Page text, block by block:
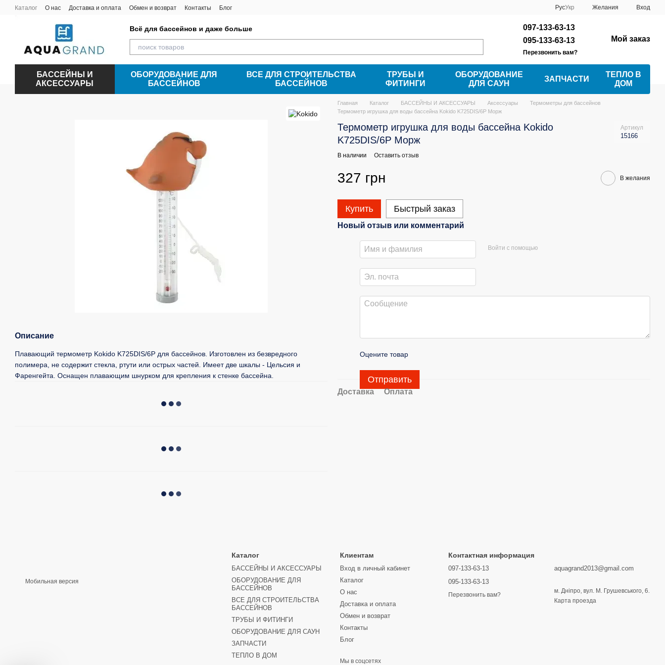
Перейти к основному контенту
Каталог О нас Доставка и оплата Обмен и возврат Контакты Блог РусУкр Желания Вход
Всё для бассейнов и даже больше
097-133-63-13
095-133-63-13
Перезвонить вам?
Мой заказ
БАССЕЙНЫ И
АКСЕССУАРЫ
ОБОРУДОВАНИЕ ДЛЯ
БАССЕЙНОВ
ВСЕ ДЛЯ СТРОИТЕЛЬСТВА
БАССЕЙНОВ
ТРУБЫ И
ФИТИНГИ
ОБОРУДОВАНИЕ
ДЛЯ САУН
ЗАПЧАСТИ
ТЕПЛО В
ДОМ
Описание
Плавающий термометр Kokido K725DIS/6P для бассейнов. Изготовлен из безвредного
полимера, не содержит стекла, ртути или острых частей. Имеет две шкалы - Цельсия и
Фаренгейта. Оснащен плавающим шнурком для крепления к стенке бассейна.
Главная Каталог БАССЕЙНЫ И АКСЕССУАРЫ Аксессуары
Термометры для бассейнов
Термометр игрушка для воды бассейна Kokido K725DIS/6P Морж
Термометр игрушка для воды бассейна Kokido
K725DIS/6P Морж
Артикул
15166
В наличии Оставить отзыв
327 грн В желания
Купить Быстрый заказ
Новый отзыв или комментарий
Войти с помощью
Оцените товар
Отправить
Доставка Оплата
Мобильная версия
Каталог
БАССЕЙНЫ И АКСЕССУАРЫ
ОБОРУДОВАНИЕ ДЛЯ
БАССЕЙНОВ
ВСЕ ДЛЯ СТРОИТЕЛЬСТВА
БАССЕЙНОВ
ТРУБЫ И ФИТИНГИ
ОБОРУДОВАНИЕ ДЛЯ САУН
ЗАПЧАСТИ
ТЕПЛО В ДОМ
Клиентам
Вход в личный кабинет
Каталог
О нас
Доставка и оплата
Обмен и возврат
Контакты
Блог
Мы в соцсетях
Контактная информация
097-133-63-13
095-133-63-13
Перезвонить вам?
aquagrand2013@gmail.com
м. Дніпро, вул. М. Грушевського, 6.
Карта проезда